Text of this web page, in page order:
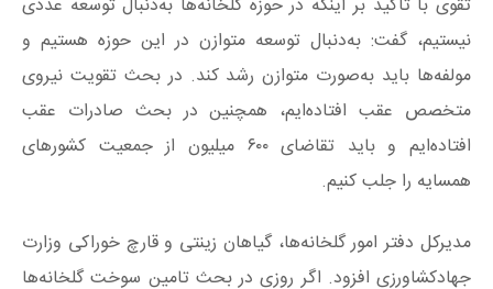
تقوی با تاکید بر اینکه در حوزه گلخانه‌ها به‌دنبال توسعه عددی
نیستیم، گفت: به‌دنبال توسعه متوازن در این حوزه هستیم و
مولفه‌ها باید به‌صورت متوازن رشد کند. در بحث تقویت نیروی
متخصص عقب افتاده‌ایم، همچنین در بحث صادرات عقب
افتاده‌ایم و باید تقاضای ۶۰۰ میلیون از جمعیت کشورهای
همسایه را جلب کنیم.
مدیرکل دفتر امور گلخانه‌ها، گیاهان زینتی و قارچ خوراکی وزارت
جهادکشاورزی افزود. اگر روزی در بحث تامین سوخت گلخانه‌ها